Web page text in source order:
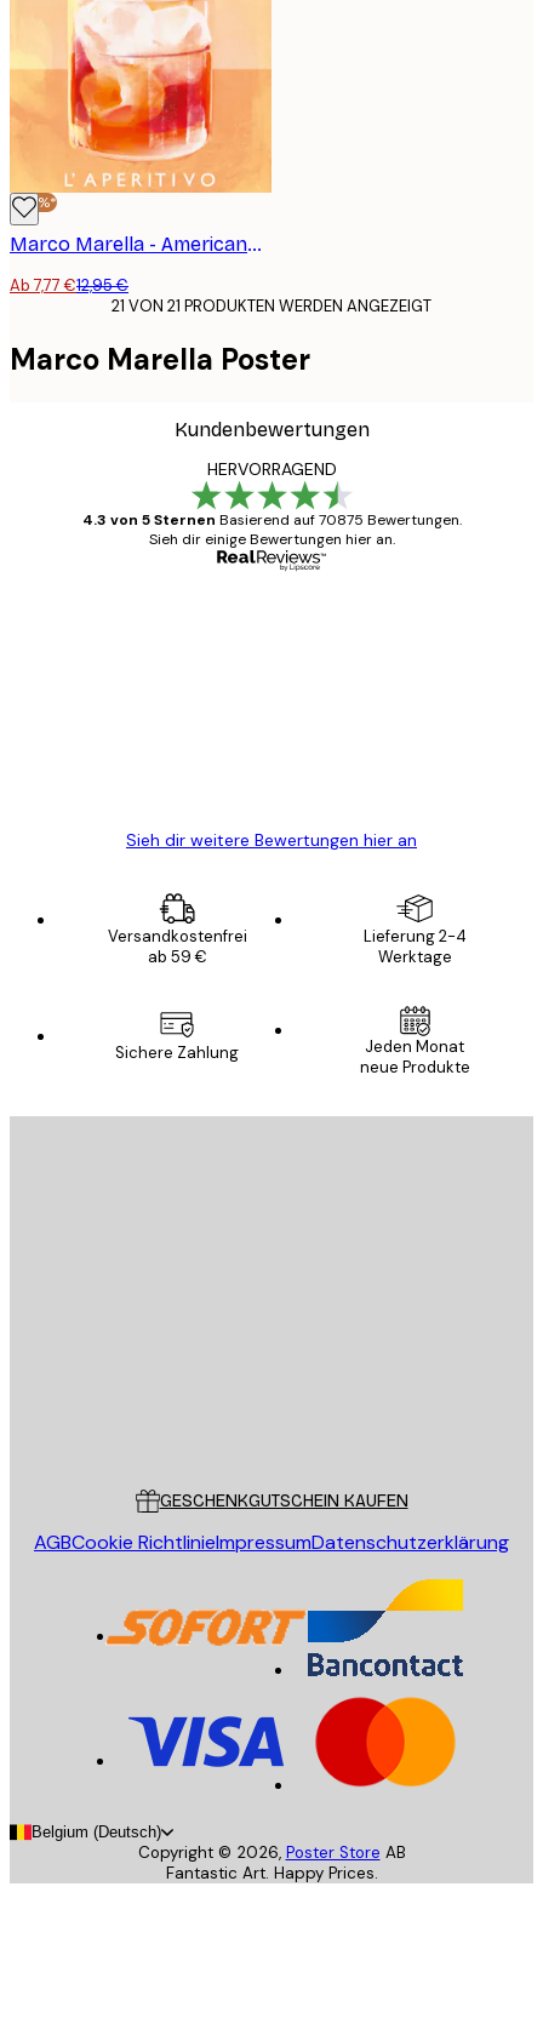
-40%*
Marco Marella - Americano Cocktail Poster
Ab 7,77 €12,95 €
21 VON 21 PRODUKTEN WERDEN ANGEZEIGT
Marco Marella Poster
Kundenbewertungen
HERVORRAGEND
4.3 von 5 Sternen Basierend auf 70875 Bewertungen.
Sieh dir einige Bewertungen hier an.
Sieh dir weitere Bewertungen hier an
Versandkostenfrei
ab 59 €
Lieferung 2-4
Werktage
Sichere Zahlung
Jeden Monat
neue Produkte
GESCHENKGUTSCHEIN KAUFEN
AGBCookie RichtlinieImpressumDatenschutzerklärung
Belgium (Deutsch)
Copyright © 2026, Poster Store AB
Fantastic Art. Happy Prices.